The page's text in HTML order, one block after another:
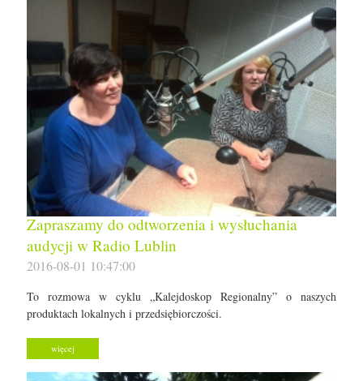
Zapraszamy do odtworzenia i wysłuchania
audycji w Radio Lublin
2016-08-01 10:47:00
To rozmowa w cyklu „Kalejdoskop Regionalny” o naszych
produktach lokalnych i przedsiębiorczości.
więcej